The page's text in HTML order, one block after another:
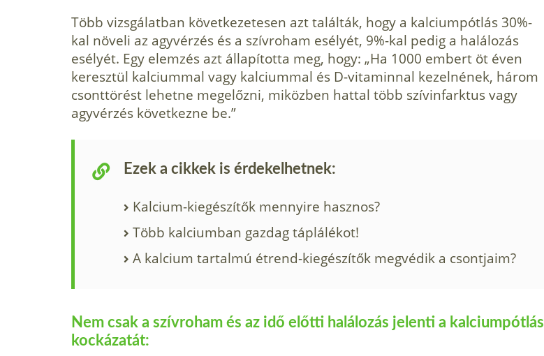
Több vizsgálatban következetesen azt találták, hogy a kalciumpótlás 30%-
kal növeli az agyvérzés és a szívroham esélyét, 9%-kal pedig a halálozás
esélyét. Egy elemzés azt állapította meg, hogy: „Ha 1000 embert öt éven
keresztül kalciummal vagy kalciummal és D-vitaminnal kezelnének, három
csonttörést lehetne megelőzni, miközben hattal több szívinfarktus vagy
agyvérzés következne be.”
Ezek a cikkek is érdekelhetnek:
Kalcium-kiegészítők mennyire hasznos?
Több kalciumban gazdag táplálékot!
A kalcium tartalmú étrend-kiegészítők megvédik a csontjaim?
Nem csak a szívroham és az idő előtti halálozás jelenti a kalciumpótlás
kockázatát: